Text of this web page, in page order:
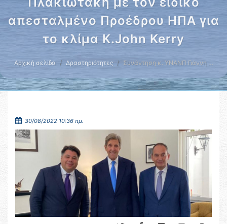
απεσταλμένο Προέδρου ΗΠΑ για
το κλίμα K.John Kerry
Αρχική σελίδα Δραστηριότητες Συνάντηση κ. ΥΝΑΝΠ Γιάννη …
30/08/2022 10:36 πμ.